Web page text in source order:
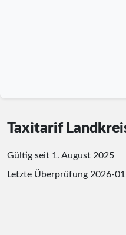
Taxitarif
Gültig seit 1. August 2025
Letzte Überprüfung 2026-